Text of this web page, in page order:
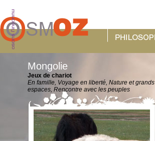
Mongolie
Jeux de chariot
En famille, Voyage en liberté, Nature et grands
espaces, Rencontre avec les peuples